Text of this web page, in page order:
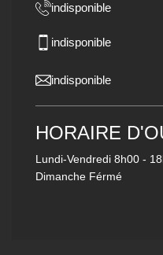
indisponible
indisponible
indisponible
HORAIRE
Lundi-Vendredi 8h00 -
Dimanche Férmé